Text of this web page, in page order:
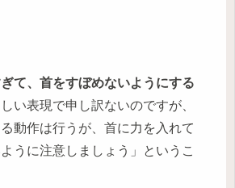
て、首をすぼめないようにする
い表現で申し訳ないのですが、
る動作は行うが、首に力を入れて
うに注意しましょう」というこ